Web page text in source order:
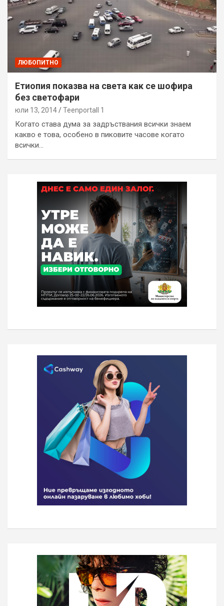
ЛЮБОПИТНО
Етиопия показва на света как се шофира
без светофари
юли 13, 2014 Teenportall 1
Когато става дума за задръствания всички знаем
какво е това, особено в пиковите часове когато
всички…